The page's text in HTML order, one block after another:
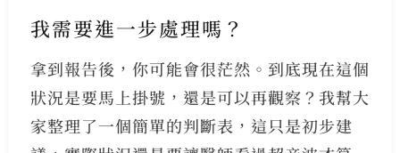
我需要進一步處理嗎？
拿到報告後，你可能會很茫然。到底現在這個
狀況是要馬上掛號，還是可以再觀察？我幫大
家整理了一個簡單的判斷表，這只是初步建